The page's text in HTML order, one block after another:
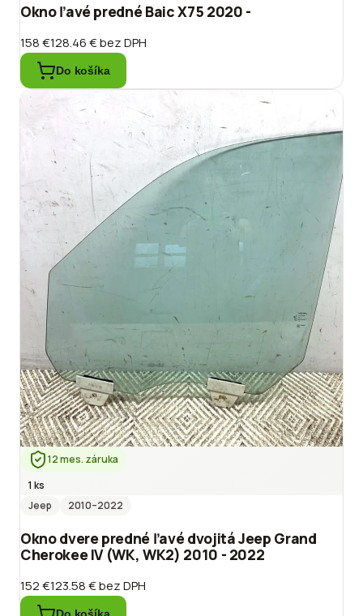
Okno ľavé predné Baic X75 2020 -
158 €128.46 €bez DPH
Do košíka
12 mes. záruka
1 ks
Jeep
2010–2022
Okno dvere predné ľavé dvojitá Jeep Grand
Cherokee IV (WK, WK2) 2010 - 2022
152 €123.58 €bez DPH